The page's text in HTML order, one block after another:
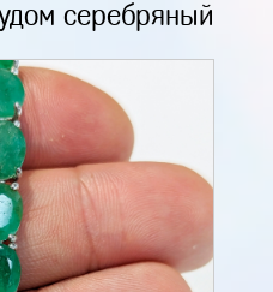
серебряный